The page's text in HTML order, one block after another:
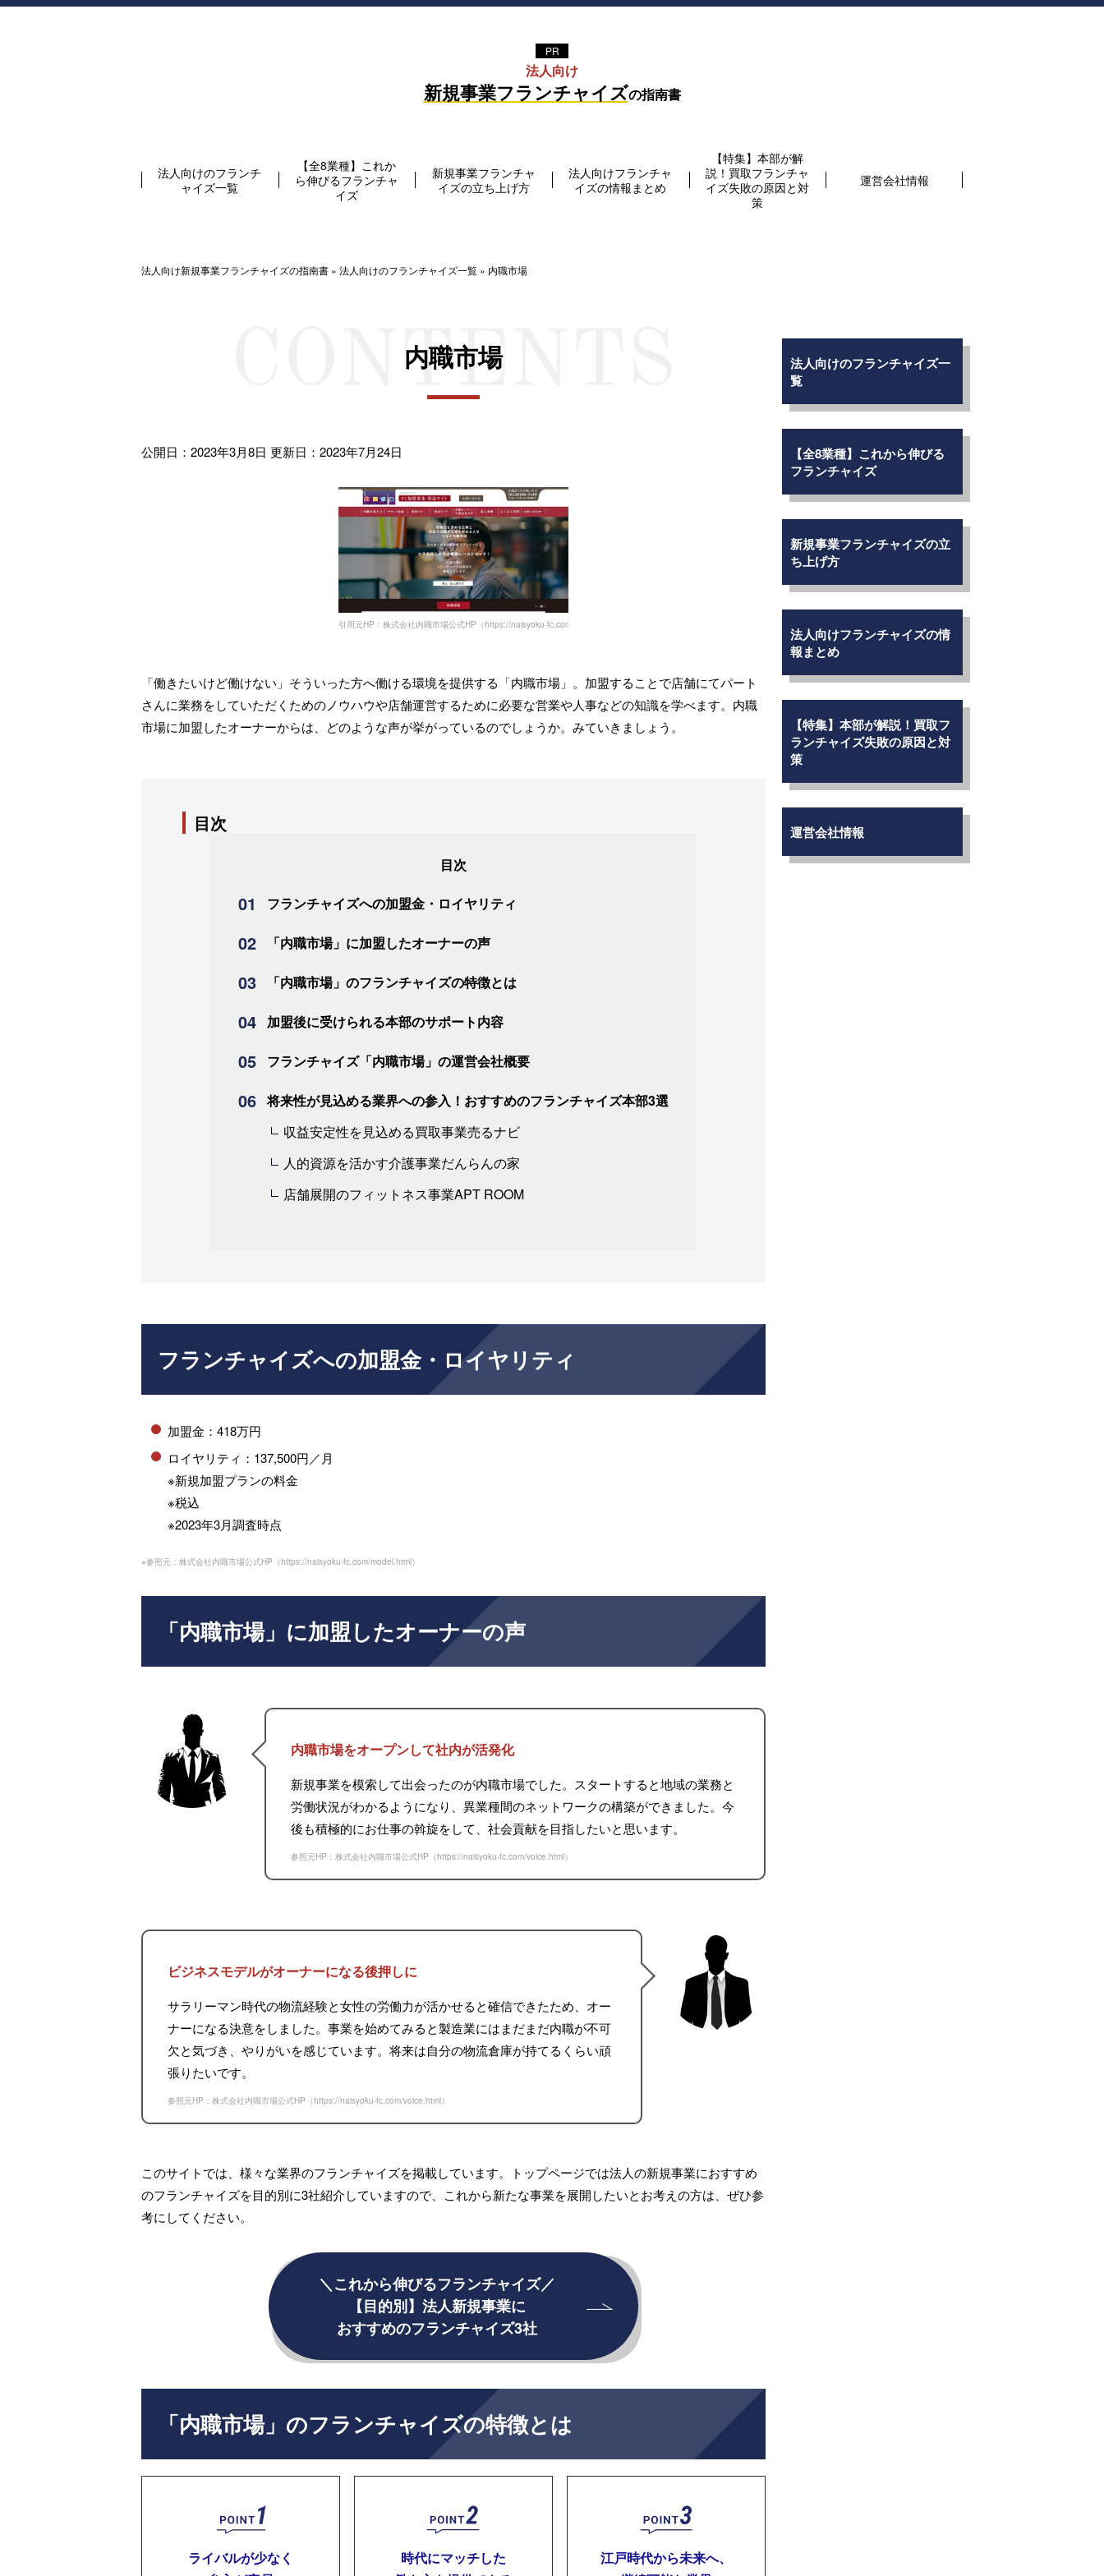
法⼈向け
新規事業フランチャイズの指南書
法人向けのフランチ
ャイズ一覧
【全8業種】これか
ら伸びるフランチャ
イズ
新規事業フランチャ
イズの立ち上げ方
法人向けフランチャ
イズの情報まとめ
【特集】本部が解
説！買取フランチャ
イズ失敗の原因と対
策
運営会社情報
法人向け新規事業フランチャイズの指南書 » 法人向けのフランチャイズ一覧 » 内職市場
内職市場
公開日：2023年3月8日 更新日：2023年7月24日
引用元HP：株式会社内職市場公式HP（https://naisyoku-fc.com/）
「働きたいけど働けない」そういった方へ働ける環境を提供する「内職市場」。加盟することで店舗にてパート
さんに業務をしていただくためのノウハウや店舗運営するために必要な営業や人事などの知識を学べます。内職
市場に加盟したオーナーからは、どのような声が挙がっているのでしょうか。みていきましょう。
目次
フランチャイズへの加盟金・ロイヤリティ
「内職市場」に加盟したオーナーの声
「内職市場」のフランチャイズの特徴とは
加盟後に受けられる本部のサポート内容
フランチャイズ「内職市場」の運営会社概要
将来性が見込める業界への参入！おすすめのフランチャイズ本部3選
収益安定性を見込める買取事業売るナビ
人的資源を活かす介護事業だんらんの家
店舗展開のフィットネス事業APT ROOM
フランチャイズへの加盟金・ロイヤリティ
加盟金：418万円
ロイヤリティ：137,500円／月
※新規加盟プランの料金
※税込
※2023年3月調査時点
※参照元：株式会社内職市場公式HP（https://naisyoku-fc.com/model.html）
「内職市場」に加盟したオーナーの声
内職市場をオープンして社内が活発化
新規事業を模索して出会ったのが内職市場でした。スタートすると地域の業務と
労働状況がわかるようになり、異業種間のネットワークの構築ができました。今
後も積極的にお仕事の斡旋をして、社会貢献を目指したいと思います。
参照元HP：株式会社内職市場公式HP（https://naisyoku-fc.com/voice.html）
ビジネスモデルがオーナーになる後押しに
サラリーマン時代の物流経験と女性の労働力が活かせると確信できたため、オー
ナーになる決意をしました。事業を始めてみると製造業にはまだまだ内職が不可
欠と気づき、やりがいを感じています。将来は自分の物流倉庫が持てるくらい頑
張りたいです。
参照元HP：株式会社内職市場公式HP（https://naisyoku-fc.com/voice.html）
このサイトでは、様々な業界のフランチャイズを掲載しています。トップページでは法人の新規事業におすすめ
のフランチャイズを目的別に3社紹介していますので、これから新たな事業を展開したいとお考えの方は、ぜひ参
考にしてください。
＼これから伸びるフランチャイズ／
【目的別】法人新規事業に
おすすめのフランチャイズ3社
「内職市場」のフランチャイズの特徴とは
ライバルが少なく
時代にマッチした
江戸時代から未来へ、
法人向けのフランチャイズ一
覧
【全8業種】これから伸びる
フランチャイズ
新規事業フランチャイズの立
ち上げ方
法人向けフランチャイズの情
報まとめ
【特集】本部が解説！買取フ
ランチャイズ失敗の原因と対
策
運営会社情報